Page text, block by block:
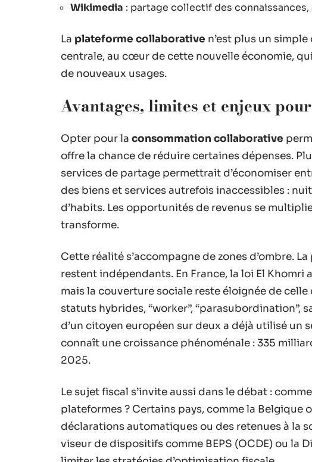
Wikimedia : partage collectif des connaissances,
La plateforme collaborative n’est plus un
centrale, au cœur de cette nouvelle économie,
de nouveaux usages.
Avantages, limites et enjeux
Opter pour la consommation collaborative
offre la chance de réduire certaines dépenses.
services de partage permettrait d’économiser
des biens et services autrefois inaccessibles :
d’habits. Les opportunités de revenus se
transforme.
Cette réalité s’accompagne de zones d’ombre.
restent indépendants. En France, la loi El
mais la couverture sociale reste éloignée de
statuts hybrides, “worker”, “parasubordination”,
d’un citoyen européen sur deux a déjà utilisé un
connaît une croissance phénoménale : 335
2025.
Le sujet fiscal s’invite aussi dans le débat :
plateformes ? Certains pays, comme la Belgique
déclarations automatiques ou des retenues à la
viseur de dispositifs comme BEPS (OCDE) ou la